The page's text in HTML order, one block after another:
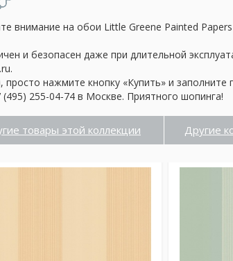
внимание на обои Little Greene Painted
и безопасен даже при длительной
нажмите кнопку «Купить» и
255-04-74 в Москве. Приятного шопинга!
товары этой коллекции Другие